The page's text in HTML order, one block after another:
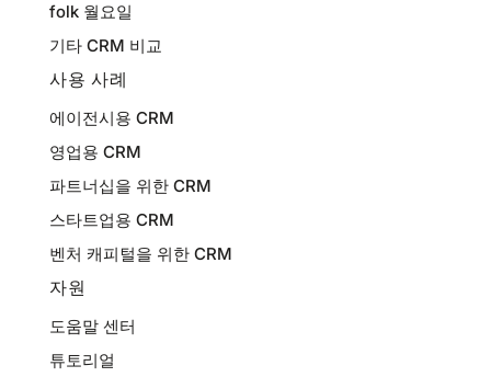
folk 월요일
기타 CRM 비교
사용 사례
에이전시용 CRM
영업용 CRM
파트너십을 위한 CRM
스타트업용 CRM
벤처 캐피털을 위한 CRM
자원
도움말 센터
튜토리얼